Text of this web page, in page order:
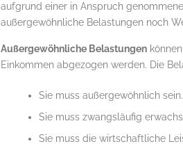
aufgrund einer in Anspruch
außergewöhnliche Belastungen noch
Außergewöhnliche Belastungen
Einkommen abgezogen werden. Die
Sie muss außergewöhnlich sein.
Sie muss zwangsläufig
Sie muss die wirtschaftliche